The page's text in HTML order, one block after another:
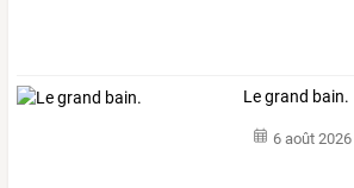
Le grand bain.
6 août 2026